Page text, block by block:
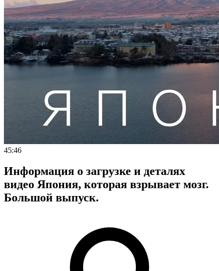
45:46
Информация о загрузке и деталях
видео Япония, которая взрывает мозг.
Большой выпуск.